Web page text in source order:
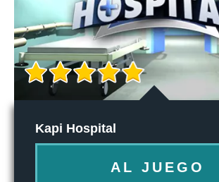
Kapi Hospital
AL JUEGO